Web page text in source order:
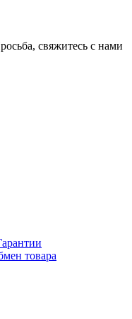
свяжитесь с нами
товара